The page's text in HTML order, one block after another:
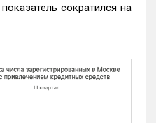
сократился на